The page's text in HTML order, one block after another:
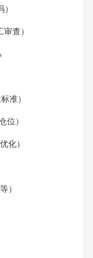
查）
准）
位）
化）
）